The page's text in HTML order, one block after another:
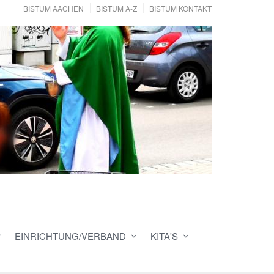
BISTUM AACHEN BISTUM A-Z BISTUM KONTAKT
EINRICHTUNG/VERBAND KITA'S